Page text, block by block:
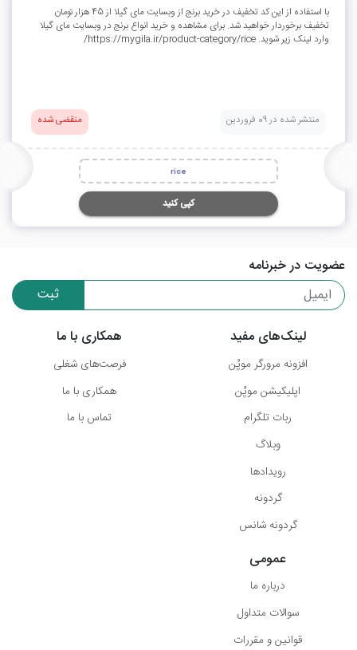
با استفاده از این کد تخفیف در خرید برنج از وبسایت مای گیلا از 45 هزار تومان
تخفیف برخوردار خواهید شد. برای مشاهده و خرید انواع برنج در وبسایت مای گیلا
وارد لینک زیر شوید. https://mygila.ir/product-category/rice/
منتشر شده در 09 فروردین منقضی شده
rice
کپی کنید
عضویت در خبرنامه
ثبت
لینک‌های مفید
افزونه مرورگر موپُن
اپلیکیشن موپُن
ربات تلگرام
وبلاگ
رویدادها
گردونه
گردونه شانس
همکاری با ما
فرصت‌های شغلی
همکاری با ما
تماس با ما
عمومی
درباره ما
سوالات متداول
قوانین و مقررات